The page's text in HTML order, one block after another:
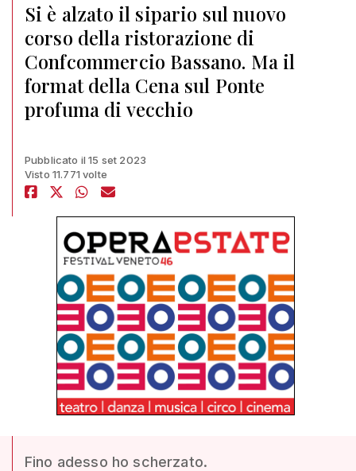
Si è alzato il sipario sul nuovo
corso della ristorazione di
Confcommercio Bassano. Ma il
format della Cena sul Ponte
profuma di vecchio
Pubblicato il 15 set 2023
Visto 11.771 volte
Fino adesso ho scherzato.